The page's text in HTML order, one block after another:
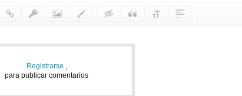
Registrarse ,
para publicar comentarios